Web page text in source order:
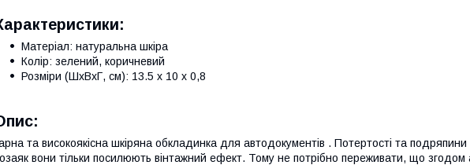
Матеріал: натуральна шкіра
Колір: зелений, коричневий
Розміри (ШхВхГ, см): 13.5 х 10 х 0,8
та високоякісна шкіряна обкладинка для автодокументів . Потертості та подряпини
вони тільки посилюють вінтажний ефект. Тому не потрібно переживати, що згодом